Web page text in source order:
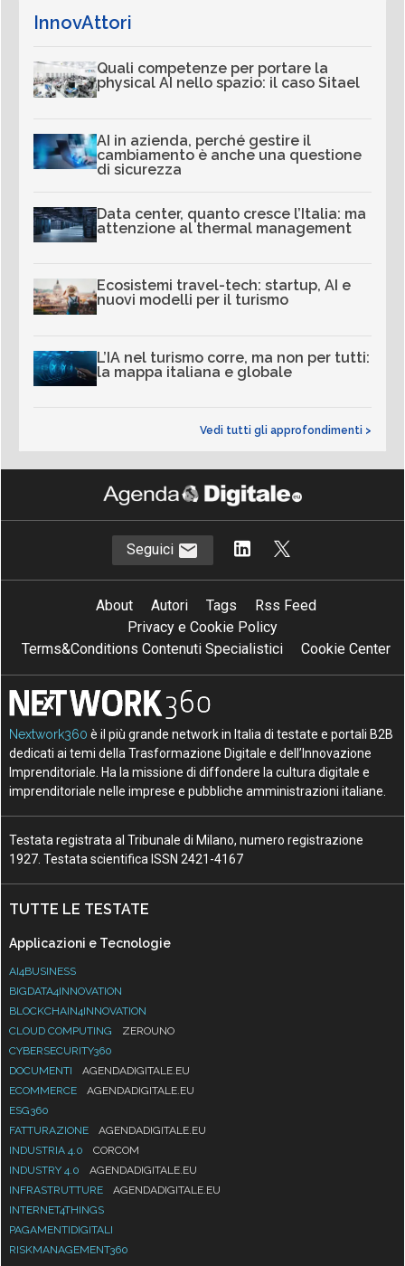
InnovAttori
Quali competenze per portare la
physical AI nello spazio: il caso Sitael
AI in azienda, perché gestire il
cambiamento è anche una questione
di sicurezza
Data center, quanto cresce l’Italia: ma
attenzione al thermal management
Ecosistemi travel-tech: startup, AI e
nuovi modelli per il turismo
L’IA nel turismo corre, ma non per tutti:
la mappa italiana e globale
Vedi tutti gli approfondimenti >
Seguici
About Autori Tags
Rss Feed
Privacy e Cookie Policy
Terms&Conditions Contenuti Specialistici
Cookie Center
Nextwork360 è il più grande network in Italia di testate e portali B2B
dedicati ai temi della Trasformazione Digitale e dell’Innovazione
Imprenditoriale. Ha la missione di diffondere la cultura digitale e
imprenditoriale nelle imprese e pubbliche amministrazioni italiane.
Testata registrata al Tribunale di Milano, numero registrazione
1927. Testata scientifica ISSN 2421-4167
TUTTE LE TESTATE
Applicazioni e Tecnologie
AI4BUSINESS
BIGDATA4INNOVATION
BLOCKCHAIN4INNOVATION
CLOUD COMPUTING
ZEROUNO
CYBERSECURITY360
DOCUMENTI
AGENDADIGITALE.EU
ECOMMERCE
AGENDADIGITALE.EU
ESG360
FATTURAZIONE
AGENDADIGITALE.EU
INDUSTRIA 4.0
CORCOM
INDUSTRY 4.0
AGENDADIGITALE.EU
INFRASTRUTTURE
AGENDADIGITALE.EU
INTERNET4THINGS
PAGAMENTIDIGITALI
RISKMANAGEMENT360